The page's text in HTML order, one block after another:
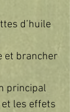
d’huile
et brancher
principal
les effets